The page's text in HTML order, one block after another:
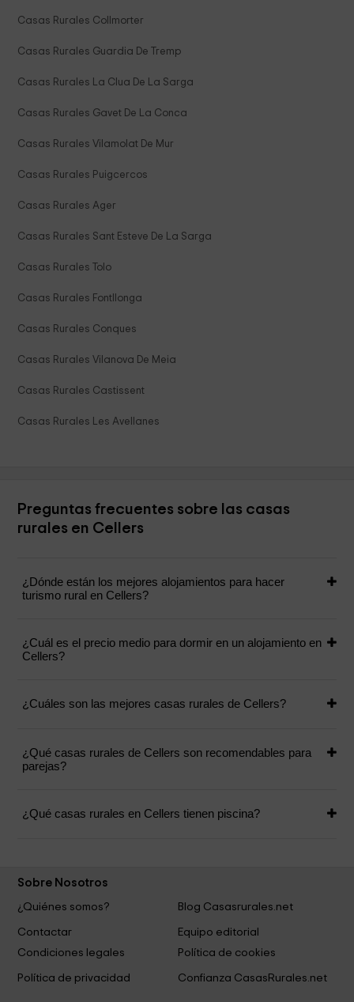
Casas Rurales Collmorter
Casas Rurales Guardia De Tremp
Casas Rurales La Clua De La Sarga
Casas Rurales Gavet De La Conca
Casas Rurales Vilamolat De Mur
Casas Rurales Puigcercos
Casas Rurales Ager
Casas Rurales Sant Esteve De La Sarga
Casas Rurales Tolo
Casas Rurales Fontllonga
Casas Rurales Conques
Casas Rurales Vilanova De Meia
Casas Rurales Castissent
Casas Rurales Les Avellanes
Preguntas frecuentes sobre las casas
rurales en Cellers
¿Dónde están los mejores alojamientos para hacer
turismo rural en Cellers?
¿Cuál es el precio medio para dormir en un alojamiento en
Cellers?
¿Cuáles son las mejores casas rurales de Cellers?
¿Qué casas rurales de Cellers son recomendables para
parejas?
¿Qué casas rurales en Cellers tienen piscina?
Sobre Nosotros
¿Quiénes somos?
Blog Casasrurales.net
Contactar
Equipo editorial
Condiciones legales
Política de cookies
Política de privacidad Confianza CasasRurales.net